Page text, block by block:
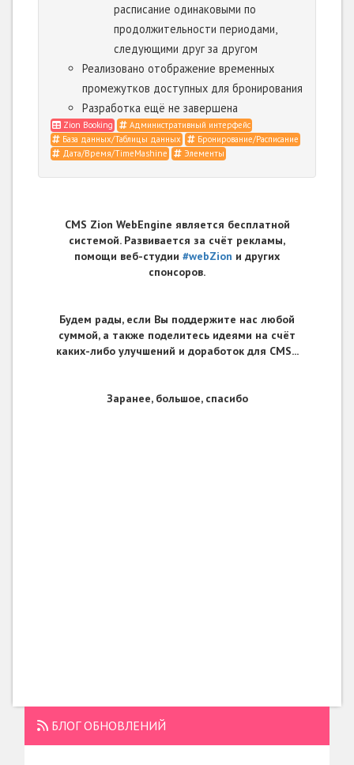
расписание одинаковыми по
продолжительности периодами,
следующими друг за другом
Реализовано отображение временных
промежутков доступных для бронирования
Разработка ещё не завершена
Zion Booking
Административный интерфейс
База данных/Таблицы данных
Бронирование/Расписание
Дата/Время/TimeMashine
Элементы
CMS Zion WebEngine является бесплатной
системой. Развивается за счёт рекламы,
помощи веб-студии #webZion и других
спонсоров.
Будем рады, если Вы поддержите нас любой
суммой, а также поделитесь идеями на счёт
каких-либо улучшений и доработок для CMS...
Заранее, большое, спасибо
БЛОГ ОБНОВЛЕНИЙ